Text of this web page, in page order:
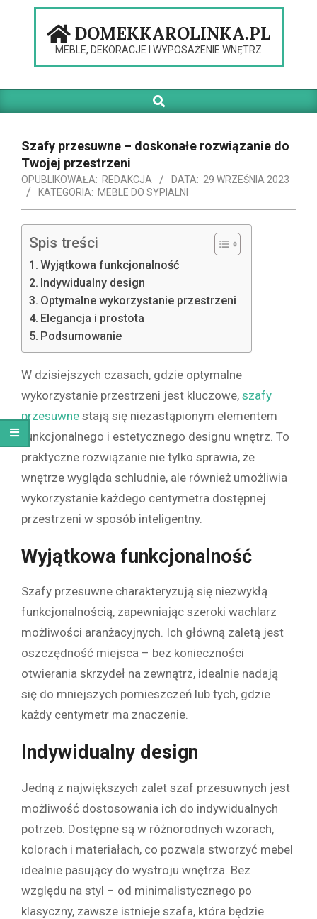
DOMEKKAROLINKA.PL
MEBLE, DEKORACJE I WYPOSAŻENIE WNĘTRZ
Navigation
Search
Szafy przesuwne – doskonałe rozwiązanie do
Twojej przestrzeni
OPUBLIKOWAŁA: REDAKCJA DATA: 29 WRZEŚNIA 2023
KATEGORIA: MEBLE DO SYPIALNI
Spis treści
Wyjątkowa funkcjonalność
Indywidualny design
Optymalne wykorzystanie przestrzeni
Elegancja i prostota
Podsumowanie
W dzisiejszych czasach, gdzie optymalne
wykorzystanie przestrzeni jest kluczowe, szafy
przesuwne stają się niezastąpionym elementem
funkcjonalnego i estetycznego designu wnętrz. To
praktyczne rozwiązanie nie tylko sprawia, że ​​
wnętrze wygląda schludnie, ale również umożliwia
wykorzystanie każdego centymetra dostępnej
przestrzeni w sposób inteligentny.
Wyjątkowa funkcjonalność
Szafy przesuwne charakteryzują się niezwykłą
funkcjonalnością, zapewniając szeroki wachlarz
możliwości aranżacyjnych. Ich główną zaletą jest
oszczędność miejsca – bez konieczności
otwierania skrzydeł na zewnątrz, idealnie nadają
się do mniejszych pomieszczeń lub tych, gdzie
każdy centymetr ma znaczenie.
Indywidualny design
Jedną z największych zalet szaf przesuwnych jest
możliwość dostosowania ich do indywidualnych
potrzeb. Dostępne są w różnorodnych wzorach,
kolorach i materiałach, co pozwala stworzyć mebel
idealnie pasujący do wystroju wnętrza. Bez
względu na styl – od minimalistycznego po
klasyczny, zawsze istnieje szafa, która będzie